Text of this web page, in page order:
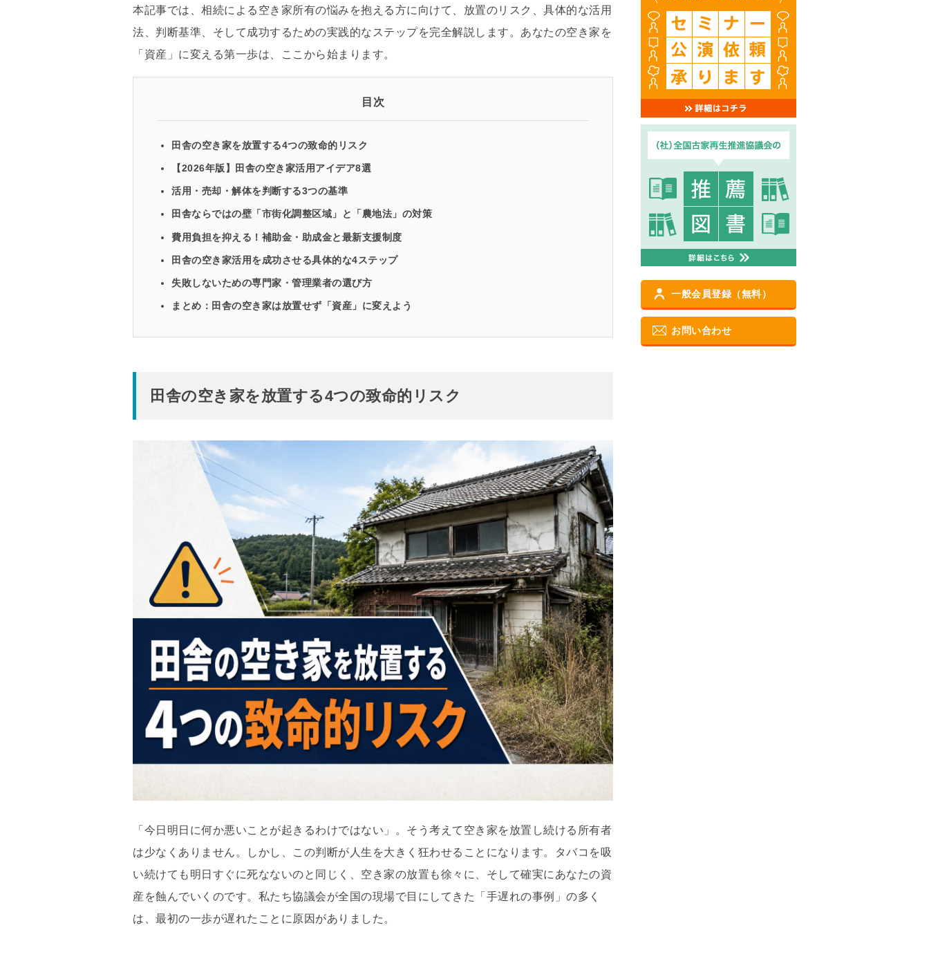
本記事では、相続による空き家所有の悩みを抱える方に向けて、放置のリスク、具体的な活用
法、判断基準、そして成功するための実践的なステップを完全解説します。あなたの空き家を
「資産」に変える第一歩は、ここから始まります。
目次
田舎の空き家を放置する4つの致命的リスク
【2026年版】田舎の空き家活用アイデア8選
活用・売却・解体を判断する3つの基準
田舎ならではの壁「市街化調整区域」と「農地法」の対策
費用負担を抑える！補助金・助成金と最新支援制度
田舎の空き家活用を成功させる具体的な4ステップ
失敗しないための専門家・管理業者の選び方
まとめ：田舎の空き家は放置せず「資産」に変えよう
田舎の空き家を放置する4つの致命的リスク
「今日明日に何か悪いことが起きるわけではない」。そう考えて空き家を放置し続ける所有者
は少なくありません。しかし、この判断が人生を大きく狂わせることになります。タバコを吸
い続けても明日すぐに死なないのと同じく、空き家の放置も徐々に、そして確実にあなたの資
産を蝕んでいくのです。私たち協議会が全国の現場で目にしてきた「手遅れの事例」の多く
は、最初の一歩が遅れたことに原因がありました。
一般会員登録（無料）
お問い合わせ